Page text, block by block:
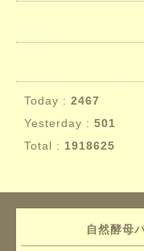
Today : 2467
Yesterday : 501
Total : 1918625
自然酵母